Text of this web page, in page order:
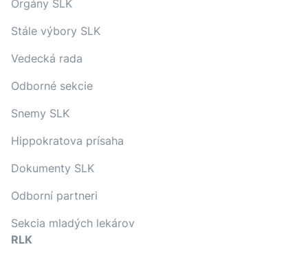
Orgány SLK
Stále výbory SLK
Vedecká rada
Odborné sekcie
Snemy SLK
Hippokratova prísaha
Dokumenty SLK
Odborní partneri
Sekcia mladých lekárov
RLK